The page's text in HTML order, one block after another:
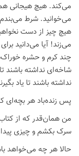
می‌کند. هیچ هیجانی هم
می‌خوانید. شرط می‌بندم
هیچ چیز از دست
می‌زند! آیا می‌دانید
چند کرم و حشره
شاخه‌ای نداشته باشند
نداشته باشند تا یاد
پس زنده‌باد هر بچه‌ای
من همان‌قدر که از
سرک بکشم و چیزی
حالا هر چه می‌خواهد